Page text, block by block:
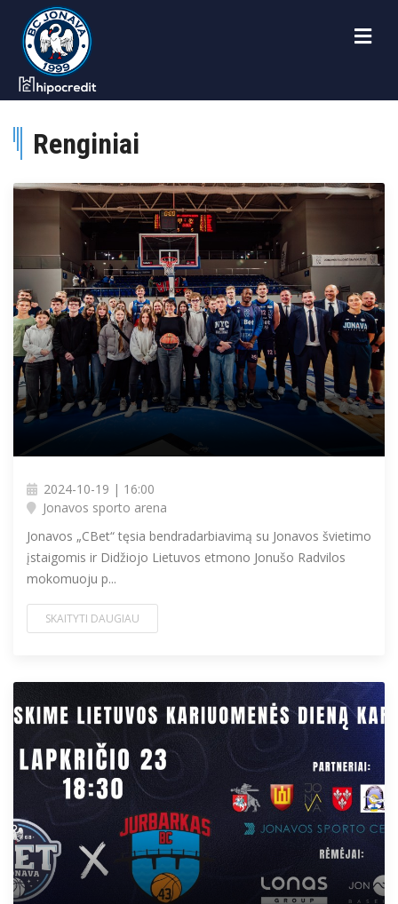
Renginiai
2024-10-19 | 16:00
Jonavos sporto arena
Jonavos „CBet“ tęsia bendradarbiavimą su Jonavos švietimo
įstaigomis ir Didžiojo Lietuvos etmono Jonušo Radvilos
mokomuoju p...
SKAITYTI DAUGIAU